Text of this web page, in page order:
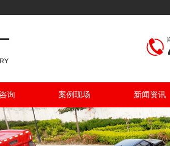
询 案例现场 新闻资讯